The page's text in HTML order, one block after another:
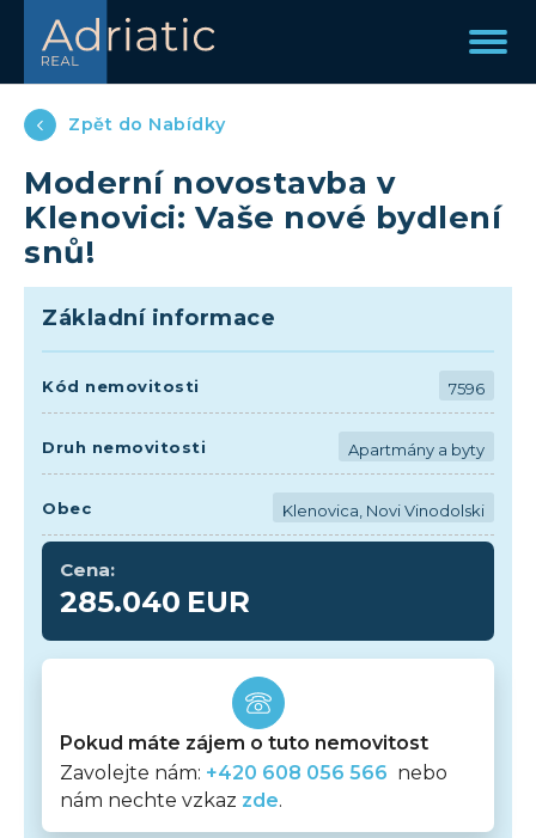
Zpět do Nabídky
Moderní novostavba v
Klenovici: Vaše nové bydlení
snů!
Základní informace
Kód nemovitosti 7596
Druh nemovitosti Apartmány a byty
Obec Klenovica, Novi Vinodolski
Cena:
285.040 EUR
Pokud máte zájem o tuto nemovitost
Zavolejte nám: +420 608 056 566 nebo
nám nechte vzkaz zde.